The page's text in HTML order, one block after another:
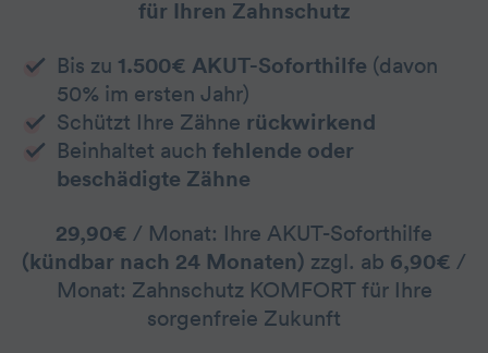
für Ihren Zahnschutz
Bis zu 1.500€ AKUT-Soforthilfe (davon
50% im ersten Jahr)
Schützt Ihre Zähne rückwirkend
Beinhaltet auch fehlende oder
beschädigte Zähne
29,90€ / Monat: Ihre AKUT-Soforthilfe
(kündbar nach 24 Monaten) zzgl. ab 6,90€ /
Monat: Zahnschutz KOMFORT für Ihre
sorgenfreie Zukunft